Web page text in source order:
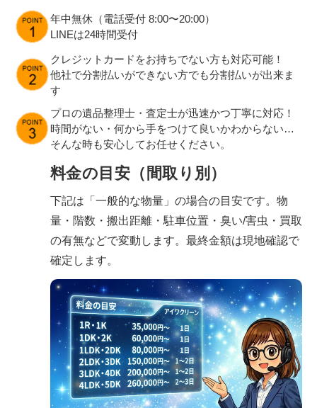
年中無休（電話受付 8:00〜20:00）
LINEは24時間受付
クレジットカードをお持ちでない方も対応可能！
他社で分割払いができない方でも分割払いが出来ま
す
プロの遺品整理士・査定士が迅速かつ丁寧に対応！
時間がない・何から手をつけて良いかわからない…
そんな時も安心してお任せください。
料金の目安（間取り別）
下記は「一般的な物量」の場合の目安です。物
量・階数・搬出距離・駐車位置・臭い/害虫・買取
の有無などで変動します。最終金額は現地確認で
確定します。